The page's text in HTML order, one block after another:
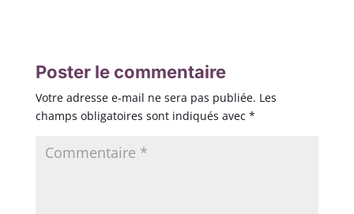
Poster le commentaire
Votre adresse e-mail ne sera pas publiée. Les
champs obligatoires sont indiqués avec *